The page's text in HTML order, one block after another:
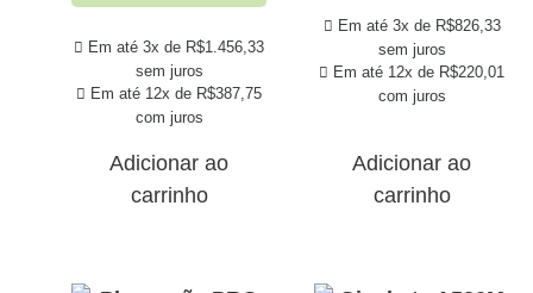
Em até 3x de R$1.456,33
sem juros
Em até 12x de R$387,75
com juros
Adicionar ao
carrinho
Em até 3x de R$826,33
sem juros
Em até 12x de R$220,01
com juros
Adicionar ao
carrinho